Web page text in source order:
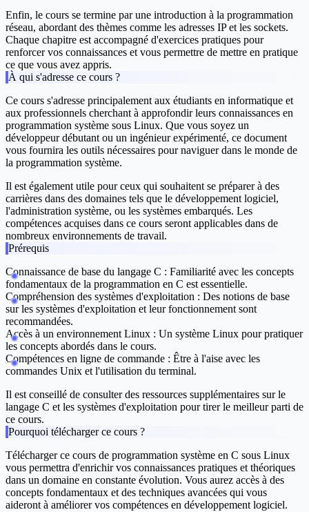
Enfin, le cours se termine par une introduction à la programmation
réseau, abordant des thèmes comme les adresses IP et les sockets.
Chaque chapitre est accompagné d'exercices pratiques pour
renforcer vos connaissances et vous permettre de mettre en pratique
ce que vous avez appris.
À qui s'adresse ce cours ?
Ce cours s'adresse principalement aux étudiants en informatique et
aux professionnels cherchant à approfondir leurs connaissances en
programmation système sous Linux. Que vous soyez un
développeur débutant ou un ingénieur expérimenté, ce document
vous fournira les outils nécessaires pour naviguer dans le monde de
la programmation système.
Il est également utile pour ceux qui souhaitent se préparer à des
carrières dans des domaines tels que le développement logiciel,
l'administration système, ou les systèmes embarqués. Les
compétences acquises dans ce cours seront applicables dans de
nombreux environnements de travail.
Prérequis
Connaissance de base du langage C : Familiarité avec les concepts
fondamentaux de la programmation en C est essentielle.
Compréhension des systèmes d'exploitation : Des notions de base
sur les systèmes d'exploitation et leur fonctionnement sont
recommandées.
Accès à un environnement Linux : Un système Linux pour pratiquer
les concepts abordés dans le cours.
Compétences en ligne de commande : Être à l'aise avec les
commandes Unix et l'utilisation du terminal.
Il est conseillé de consulter des ressources supplémentaires sur le
langage C et les systèmes d'exploitation pour tirer le meilleur parti de
ce cours.
Pourquoi télécharger ce cours ?
Télécharger ce cours de programmation système en C sous Linux
vous permettra d'enrichir vos connaissances pratiques et théoriques
dans un domaine en constante évolution. Vous aurez accès à des
concepts fondamentaux et des techniques avancées qui vous
aideront à améliorer vos compétences en développement logiciel.